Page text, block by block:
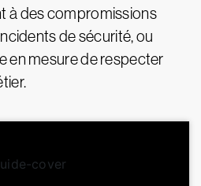
à des compromissions
de sécurité, ou
en mesure de respecter